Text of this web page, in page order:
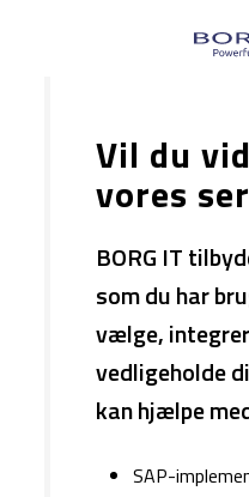
Vil du
vores
BORG IT
som du har
vælge,
vedligeholde
kan hjælpe
​​SAP-